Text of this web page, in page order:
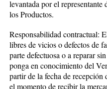
levantada por el
los Productos.
Responsabilidad contractual:
libres de vicios o defectos de
parte defectuosa o a reparar
ponga en conocimiento del
partir de la fecha de recepción
el momento de recibir la